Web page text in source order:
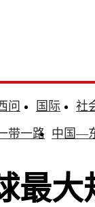
问 国际
社
带一路 中国—
最